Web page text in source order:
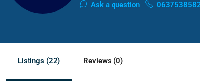
Ask a question 0637538582
Listings (22) Reviews (0)